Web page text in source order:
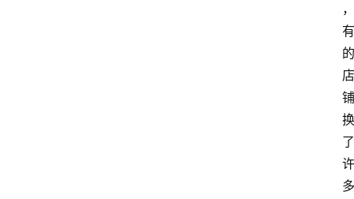
，
有
的
店
铺
换
了
许
多